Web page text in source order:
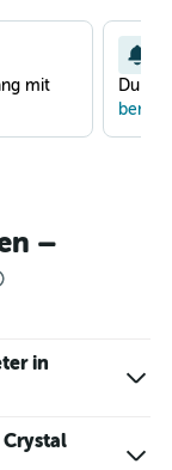
mit
Du
–
in